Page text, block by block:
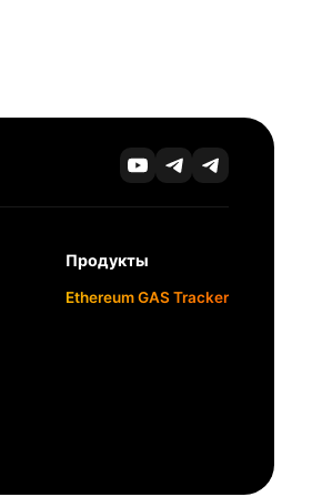
Продукты
Ethereum GAS Tracker